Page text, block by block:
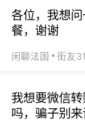
各位，我想
餐，谢谢
闲聊法国
我想要微信
吗，骗子别